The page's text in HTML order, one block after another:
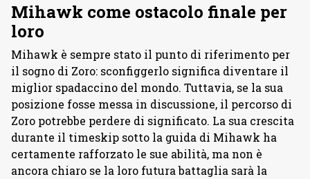
Mihawk come ostacolo finale per
loro
Mihawk è sempre stato il punto di riferimento per
il sogno di Zoro: sconfiggerlo significa diventare il
miglior spadaccino del mondo. Tuttavia, se la sua
posizione fosse messa in discussione, il percorso di
Zoro potrebbe perdere di significato. La sua crescita
durante il timeskip sotto la guida di Mihawk ha
certamente rafforzato le sue abilità, ma non è
ancora chiaro se la loro futura battaglia sarà la